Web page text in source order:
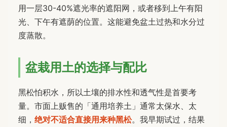
用一层30-40%遮光率的遮阳网，或者移到上午有阳
光、下午有遮荫的位置。这能避免盆土过热和水分过
度蒸散。
盆栽用土的选择与配比
黑松怕积水，所以土壤的排水性和透气性是首要考
量。市面上贩售的「通用培养土」通常太保水、太
细， 绝对不适合直接用来种黑松。我早期试过，结果